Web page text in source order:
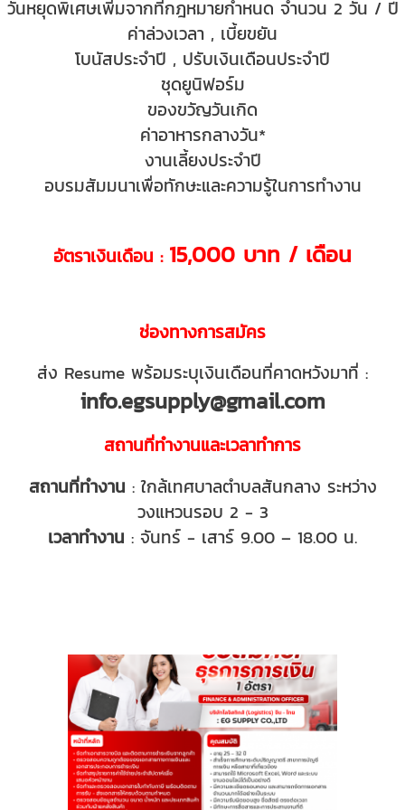
วันหยุดพิเศษเพิ่มจากที่กฎหมายกำหนด จำนวน 2 วัน / ปี
ค่าล่วงเวลา , เบี้ยขยัน
โบนัสประจำปี , ปรับเงินเดือนประจำปี
ชุดยูนิฟอร์ม
ของขวัญวันเกิด
ค่าอาหารกลางวัน*
งานเลี้ยงประจำปี
อบรมสัมมนาเพื่อทักษะและความรู้ในการทำงาน
อัตราเงินเดือน : 15,000 บาท / เดือน
ช่องทางการสมัคร
ส่ง Resume พร้อมระบุเงินเดือนที่คาดหวังมาที่ :
info.egsupply@gmail.com
สถานที่ทำงานและเวลาทำการ
สถานที่ทำงาน : ใกล้เทศบาลตำบลสันกลาง ระหว่าง
วงแหวนรอบ 2 - 3
เวลาทำงาน : จันทร์ - เสาร์ 9.00 – 18.00 น.